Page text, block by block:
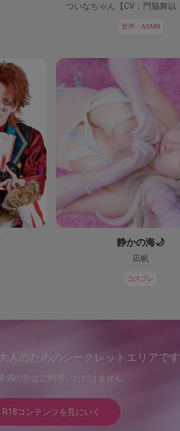
音声・ASMR
静かの海🌙
凪帆
コスプレ
人のためのシークレットエリアです
満の方はご利用いただけません
R18コンテンツを見にいく